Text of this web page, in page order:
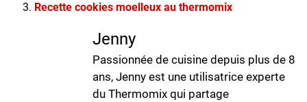
Recette cookies moelleux au thermomix
Jenny
Passionnée de cuisine depuis plus de 8
ans, Jenny est une utilisatrice experte
du Thermomix qui partage